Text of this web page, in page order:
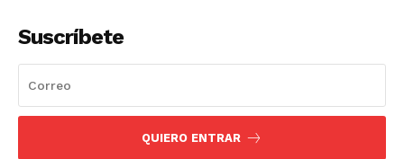
Suscríbete
QUIERO ENTRAR